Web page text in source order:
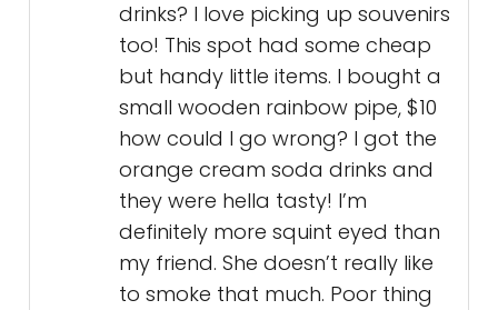
drinks? I love picking up souvenirs
too! This spot had some cheap
but handy little items. I bought a
small wooden rainbow pipe, $10
how could I go wrong? I got the
orange cream soda drinks and
they were hella tasty! I’m
definitely more squint eyed than
my friend. She doesn’t really like
to smoke that much. Poor thing